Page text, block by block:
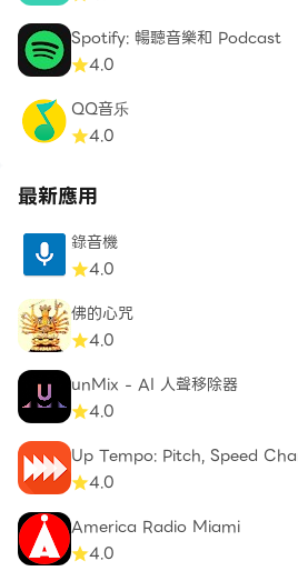
Spotify: 暢聽音樂和 Podcast
4.0
QQ音乐
4.0
最新應用
錄音機
4.0
佛的心咒
4.0
unMix - AI 人聲移除器
4.0
Up Tempo: Pitch, Speed
4.0
America Radio Miami
4.0